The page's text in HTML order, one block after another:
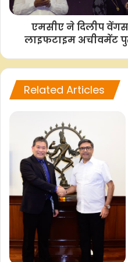
F
a
e
o
k
W
h
t
p
p
T
w
t
r
C
o
y
S
h
r
एमसीए ने दिलीप
लाइफटाइम अचीवमेंट
Related Articles